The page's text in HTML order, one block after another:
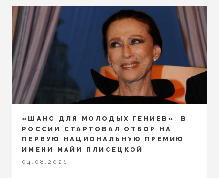
«ШАНС ДЛЯ МОЛОДЫХ ГЕНИЕВ»: В
РОССИИ СТАРТОВАЛ ОТБОР НА
ПЕРВУЮ НАЦИОНАЛЬНУЮ ПРЕМИЮ
ИМЕНИ МАЙИ ПЛИСЕЦКОЙ
04.08.2026